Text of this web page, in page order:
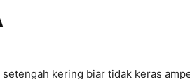
kering biar tidak keras